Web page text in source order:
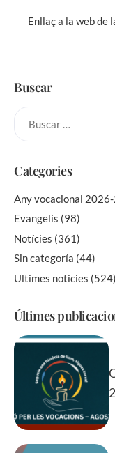
Enllaç a la web de
Buscar
Categories
Any vocacional
Evangelis (98)
Notícies (361)
Sin categoría (44)
Ultimes noticies (524)
Últimes